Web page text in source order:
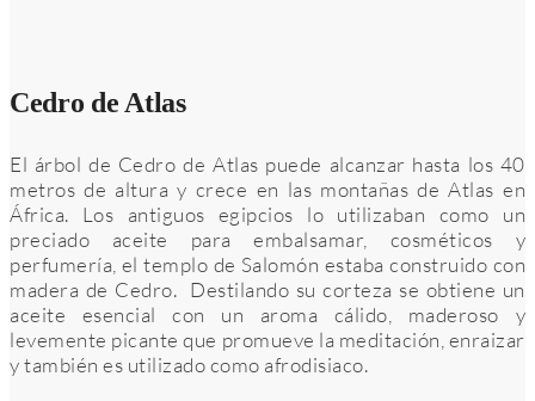
Cedro de Atlas
El árbol de Cedro de Atlas puede alcanzar hasta los 40
metros de altura y crece en las montañas de Atlas en
África. Los antiguos egipcios lo utilizaban como un
preciado aceite para embalsamar, cosméticos y
perfumería, el templo de Salomón estaba construido con
madera de Cedro. Destilando su corteza se obtiene un
aceite esencial con un aroma cálido, maderoso y
levemente picante que promueve la meditación, enraizar
y también es utilizado como afrodisiaco.